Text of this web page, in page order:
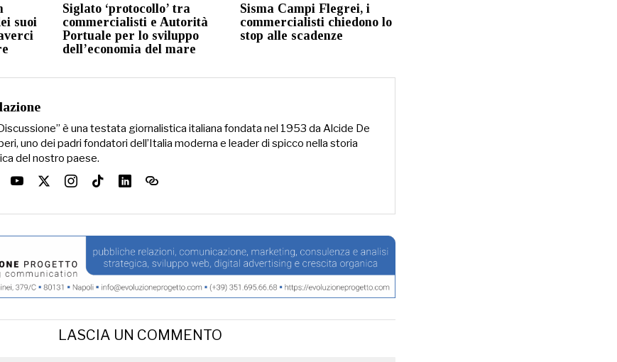
suoi
Siglato ‘protocollo’ tra
commercialisti e Autorità
Portuale per lo sviluppo
dell’economia del mare
Sisma Campi Flegrei, i
commercialisti chiedono lo
stop alle scadenze
è una testata giornalistica italiana fondata nel 1953 da Alcide De
uno dei padri fondatori dell’Italia moderna e leader di spicco nella storia
del nostro paese.
LASCIA UN COMMENTO